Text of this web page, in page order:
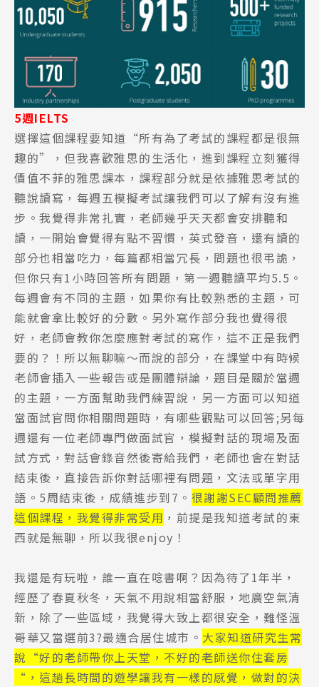
熱門搜尋：
護理 加拿大RO 任意門 遊學團
教育學區
Pathway
知識庫
5週IELTS
選擇這個課程要知道“所有為了考試的課程都是很無
趣的”，但我喜歡雅思的生活化，進到課程立刻獲得
價值不菲的雅思課本，課程部分就是依據雅思考試的
聽說讀寫，每週五模擬考試讓我們可以了解有沒有進
步。我覺得非常扎實，老師幾乎天天都會安排聽和
讀，一開始會覺得有點不習慣，英式發音，還有讀的
部分也相當吃力，每篇都相當冗長，問題也很弔詭，
但你只有1小時回答所有問題，第一週聽讀平均5.5。
每週會有不同的主題，如果你有比較熟悉的主題，可
能就會拿比較好的分數。另外寫作部分我也覺得很
好，老師會教你怎麼應對考試的寫作，這不正是我們
要的？！所以無聊嘛～而說的部分，在課堂中有時候
老師會插入一些報告或是團體辯論，題目是關於當週
的主題，一方面幫助我們練習說，另一方面可以知道
當面試官問你相關問題時，有哪些觀點可以回答;另每
週還有一位老師專門做面試官，模擬對話的現場及面
試方式，對話會錄音然後寄給我們，老師也會在對話
結束後，直接告訴你對話哪裡有問題，文法或單字用
語。5周結束後，成績進步到7。 很謝謝SEC顧問推薦
這個課程，我覺得非常受用 ，前提是我知道考試的東
西就是無聊，所以我很enjoy！
我還是有玩啦，誰一直在唸書啊？因為待了1年半，
經歷了春夏秋冬，天氣不用說相當舒服，地廣空氣清
新，除了一些區域，我覺得大致上都很安全，難怪溫
哥華又當選前3?最適合居住城市。 大家知道研究生常
說“好的老師帶你上天堂，不好的老師送你住套房
“，這趟長時間的遊學讓我有一樣的感覺，做對的決